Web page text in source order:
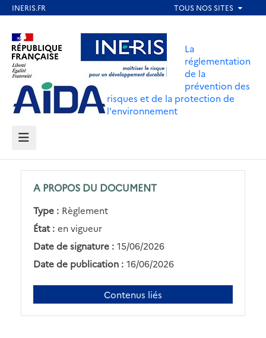
contenu
principal
Aller au contenu Aller au menu
Aller au pied de page
La
réglementation
de la
prévention des
risques et de la protection de
l'environnement
MENU
A PROPOS DU DOCUMENT
Type : Règlement
État : en vigueur
Date de signature : 15/06/2026
Date de publication : 16/06/2026
Contenus liés